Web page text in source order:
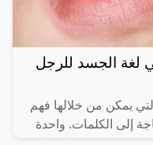
لغة الجسد للرجل
يمكن من خلالها فهم
إلى الكلمات. واحدة